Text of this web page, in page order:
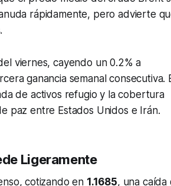
rápidamente, pero advierte
viernes, cayendo un 0.2% a
ganancia semanal consecutiva.
de activos refugio y la cobertura
paz entre Estados Unidos e Irán.
Ligeramente
cotizando en 1.1685, una caída